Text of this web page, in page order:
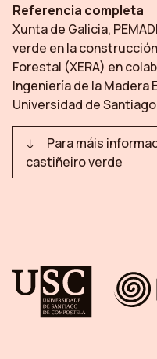
Referencia completa
Xunta de Galicia,
verde en la construcción
Forestal (XERA) en
Ingeniería de la Madera
Universidad de
Para máis
castiñeiro verde